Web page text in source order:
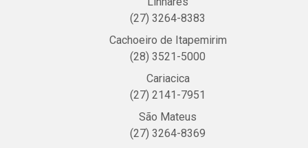
(27) 3264-8383
Cachoeiro de Itapemirim
(28) 3521-5000
Cariacica
(27) 2141-7951
São Mateus
(27) 3264-8369